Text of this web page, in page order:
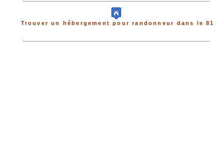
Trouver un hébergement pour randonneur dans le 81